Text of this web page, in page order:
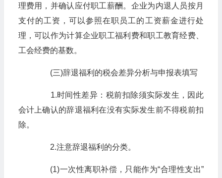
理费用，并确认应付职工薪酬。企业为内退人员按月
支付的工资，可以参照在职员工的工资薪金进行处
理，可以作为计算企业职工福利费和职工教育经费、
工会经费的基数。
(三)辞退福利的税会差异分析与申报表填写
1.时间性差异：税前扣除须实际发生，因此
会计上确认的辞退福利在没有实际发生前不得税前扣
除。
2.注意辞退福利的分类。
(1)一次性离职补偿，只能作为“合理性支出”